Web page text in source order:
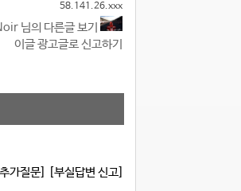
58.141.26.xxx
님의 다른글 보기
이글 광고글로 신고하기
가질문] [부실답변 신고]